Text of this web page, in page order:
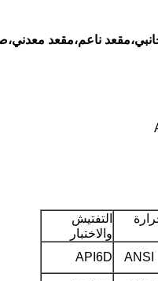
ناعم،مقعد
التفتيش
والاختبار
ANSI
API6D